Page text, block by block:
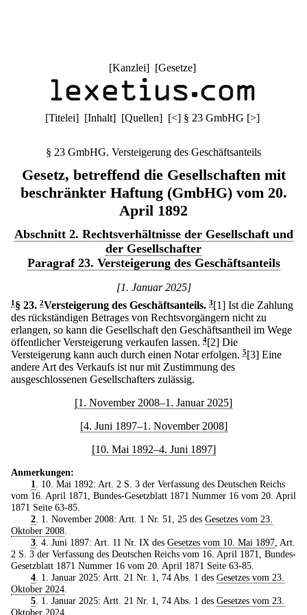
[Kanzlei] [Gesetze]
[Titelei] [Inhalt] [Quellen] [<] § 23 GmbHG [>]
§ 23 GmbHG. Versteigerung des Geschäftsanteils
Gesetz, betreffend die Gesellschaften mit
beschränkter Haftung (GmbHG) vom 20.
April 1892
Abschnitt 2. Rechtsverhältnisse der Gesellschaft und
der Gesellschafter
Paragraf 23. Versteigerung des Geschäftsanteils
[1. Januar 2025]
1 § 23. 2Versteigerung des Geschäftsanteils. 3[1] Ist die Zahlung
des rückständigen Betrages von Rechtsvorgängern nicht zu
erlangen, so kann die Gesellschaft den Geschäftsantheil im Wege
öffentlicher Versteigerung verkaufen lassen. 4[2] Die
Versteigerung kann auch durch einen Notar erfolgen. 5[3] Eine
andere Art des Verkaufs ist nur mit Zustimmung des
ausgeschlossenen Gesellschafters zulässig.
[1. November 2008–1. Januar 2025]
[4. Juni 1897–1. November 2008]
[10. Mai 1892–4. Juni 1897]
Anmerkungen:
1
. 10. Mai 1892: Art. 2 S. 3 der Verfassung des Deutschen Reichs
vom 16. April 1871, Bundes-Gesetzblatt 1871 Nummer 16 vom 20. April
1871 Seite 63-85.
2. 1. November 2008: Artt. 1 Nr. 51, 25 des Gesetzes vom 23.
Oktober 2008
3. 4. Juni 1897: Art. 11 Nr. IX des Gesetzes vom 10. Mai 1897, Art.
2 S. 3 der Verfassung des Deutschen Reichs vom 16. April 1871, Bundes-
Gesetzblatt 1871 Nummer 16 vom 20. April 1871 Seite 63-85.
4. 1. Januar 2025: Artt. 21 Nr. 1, 74 Abs. 1 des Gesetzes vom 23.
Oktober 2024
5. 1. Januar 2025: Artt. 21 Nr. 1, 74 Abs. 1 des Gesetzes vom 23.
Oktober 2024